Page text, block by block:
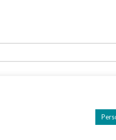
POLÍTICA DE PRIVACIDAD